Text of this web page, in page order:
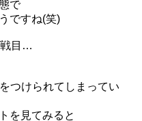
で
ですね(笑)
戦目…
つけられてしまってい
を見てみると